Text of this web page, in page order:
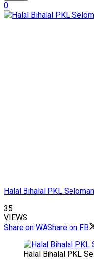
0
Halal Bihalal PKL
35
VIEWS
Share on WAShare on FB
Halal Bihalal PKL